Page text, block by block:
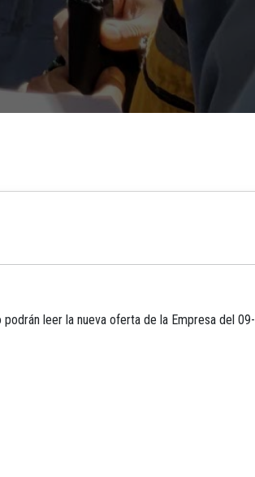
leer la nueva oferta de la Empresa del 09-